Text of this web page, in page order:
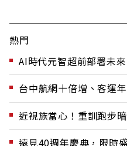
熱門
AI時代元智超前部署未
台中航網十倍增、客運
近視族當心！重訓跑步
遠見40週年慶典，限時